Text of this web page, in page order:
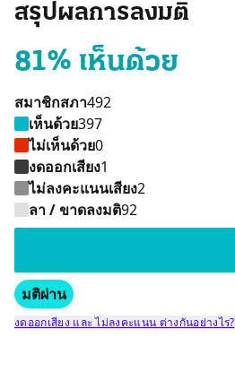
สรุปผลการลงมติ
81% เห็นด้วย
สมาชิกสภา492
เห็นด้วย397
ไม่เห็นด้วย0
งดออกเสียง1
ไม่ลงคะแนนเสียง2
ลา / ขาดลงมติ92
เห็นด้วย 397 คน
มติผ่าน
งดออกเสียง และ ไม่ลงคะแนน ต่างกันอย่างไร?